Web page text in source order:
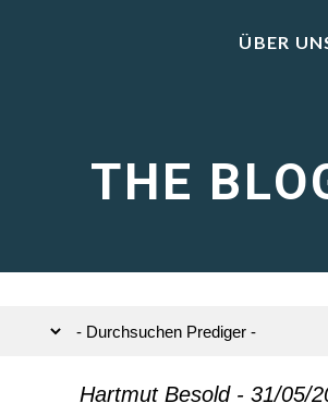
ÜBER
THE
Hartmut Besold - 31/05/